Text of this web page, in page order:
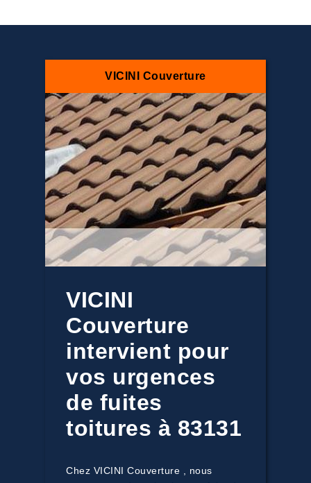
VICINI Couverture
VICINI
Couverture
intervient pour
vos urgences
de fuites
toitures à 83131
Chez VICINI Couverture , nous